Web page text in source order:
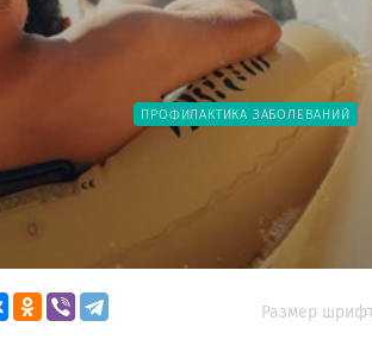
ПРОФИЛАКТИКА ЗАБОЛЕВАНИЙ
Размер